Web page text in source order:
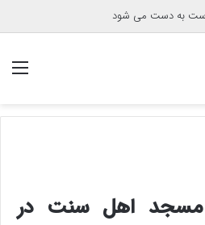
به دست می شود
اهل سنت در